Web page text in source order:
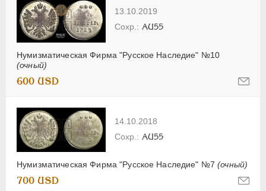
13.10.2019
Нумизматическая Фирма "Русское Наследие" №10
(очный)
AU55
600 USD
14.10.2018
Нумизматическая Фирма "Русское Наследие" №7(очный)
AU55
700 USD